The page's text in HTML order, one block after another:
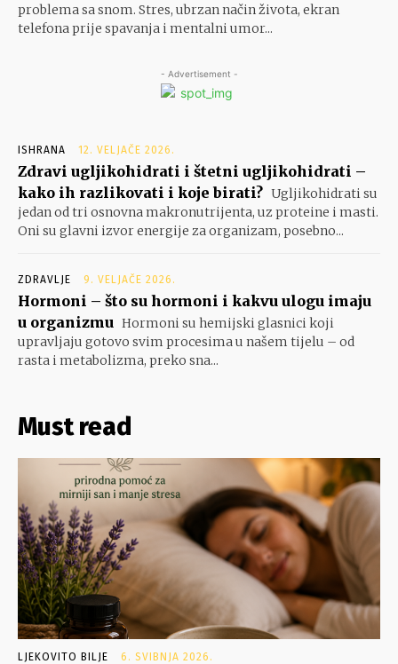
problema sa snom. Stres, ubrzan način života, ekran
telefona prije spavanja i mentalni umor...
- Advertisement -
ISHRANA 12. VELJAČE 2026.
Zdravi ugljikohidrati i štetni ugljikohidrati –
kako ih razlikovati i koje birati? Ugljikohidrati su
jedan od tri osnovna makronutrijenta, uz proteine i masti.
Oni su glavni izvor energije za organizam, posebno...
ZDRAVLJE 9. VELJAČE 2026.
Hormoni – što su hormoni i kakvu ulogu imaju
u organizmu Hormoni su hemijski glasnici koji
upravljaju gotovo svim procesima u našem tijelu – od
rasta i metabolizma, preko sna...
Must read
LJEKOVITO BILJE 6. SVIBNJA 2026.